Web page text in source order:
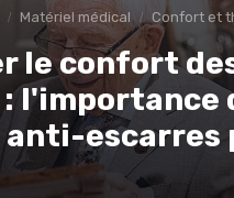
Matériel médical Confort et
le confort
l'importance
anti-escarres
Aides & droits
Bons plans Conseils